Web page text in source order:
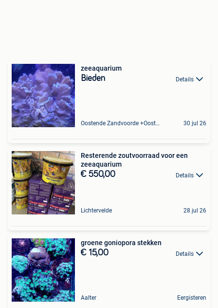
zeeaquarium
Bieden Details
Oostende Zandvoorde +Oostende 30 jul 26
Resterende zoutvoorraad voor een
zeeaquarium
€ 550,00 Details
Lichtervelde 28 jul 26
groene goniopora stekken
€ 15,00 Details
Aalter Eergisteren